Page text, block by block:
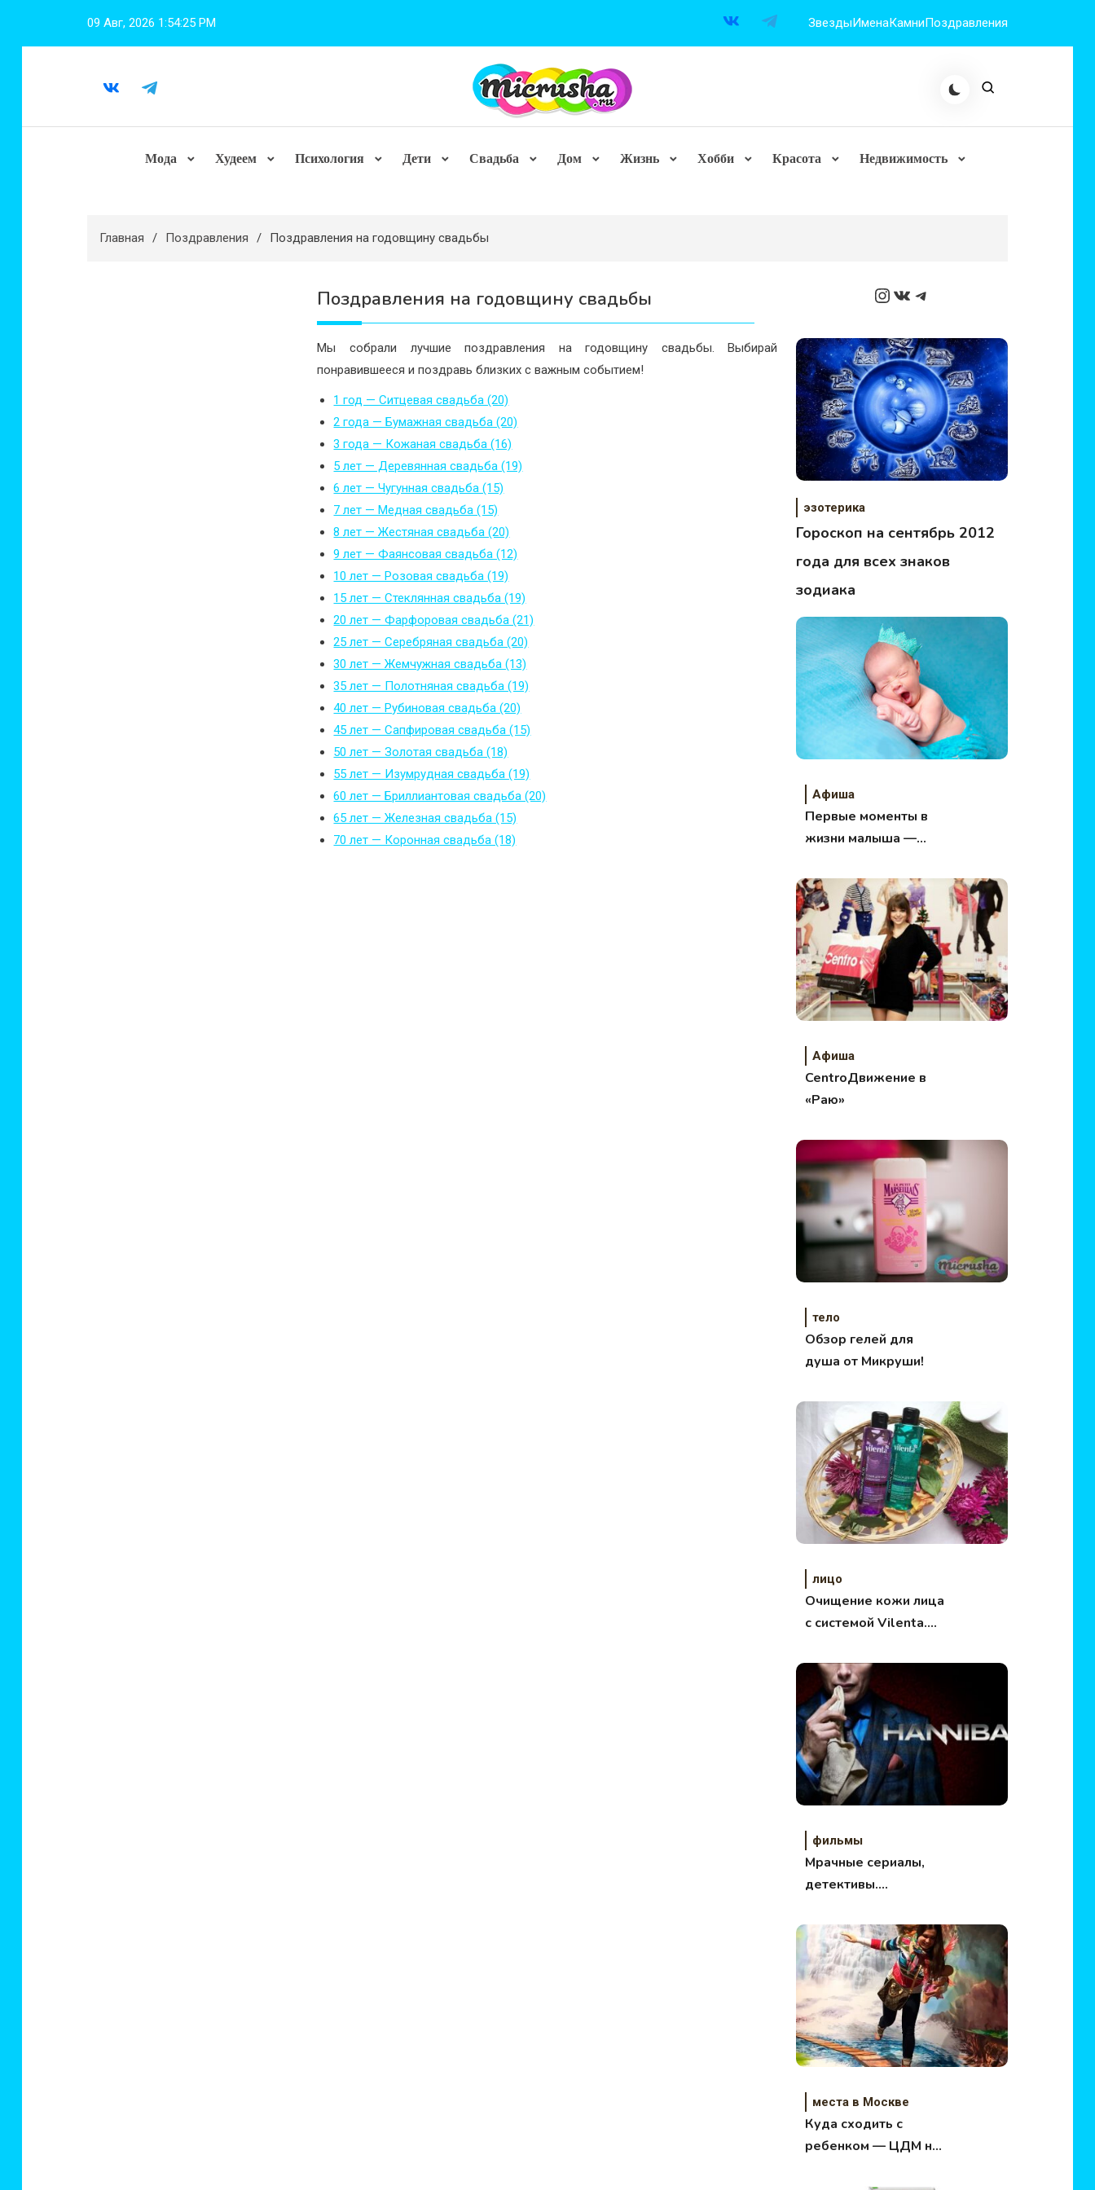
09 Авг, 2026 1:54:26 PM ЗвездыИменаКамниПоздравления
Мода Худеем Психология Дети Свадьба Дом Жизнь Хобби Красота Недвижимость
Главная Поздравления Поздравления на годовщину свадьбы
Поздравления на годовщину свадьбы
Мы собрали лучшие поздравления на годовщину свадьбы. Выбирай
понравившееся и поздравь близких с важным событием!
1 год — Ситцевая свадьба (20)
2 года — Бумажная свадьба (20)
3 года — Кожаная свадьба (16)
5 лет — Деревянная свадьба (19)
6 лет — Чугунная свадьба (15)
7 лет — Медная свадьба (15)
8 лет — Жестяная свадьба (20)
9 лет — Фаянсовая свадьба (12)
10 лет — Розовая свадьба (19)
15 лет — Стеклянная свадьба (19)
20 лет — Фарфоровая свадьба (21)
25 лет — Серебряная свадьба (20)
30 лет — Жемчужная свадьба (13)
35 лет — Полотняная свадьба (19)
40 лет — Рубиновая свадьба (20)
45 лет — Сапфировая свадьба (15)
50 лет — Золотая свадьба (18)
55 лет — Изумрудная свадьба (19)
60 лет — Бриллиантовая свадьба (20)
65 лет — Железная свадьба (15)
70 лет — Коронная свадьба (18)
Instagram
ВКонтакте
Telegram
эзотерика
Гороскоп на сентябрь 2012
года для всех знаков
зодиака
Афиша
Первые моменты в
жизни малыша —
Афиша
CentroДвижение в
«Раю»
тело
Обзор гелей для
душа от Микруши!
лицо
Очищение кожи лица
с системой Vilenta.
фильмы
Мрачные сериалы,
детективы.
места в Москве
Куда сходить с
ребенком — ЦДМ на